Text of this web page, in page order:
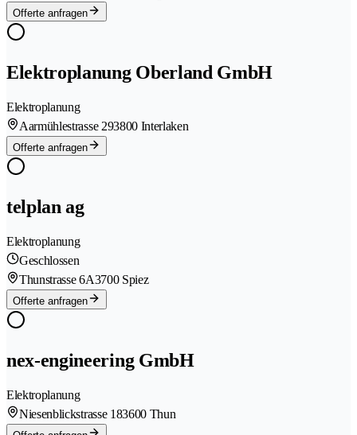
Offerte anfragen
Elektroplanung Oberland GmbH
Elektroplanung
Aarmühlestrasse 293800 Interlaken
Offerte anfragen
telplan ag
Elektroplanung
Geschlossen
Thunstrasse 6A3700 Spiez
Offerte anfragen
nex-engineering GmbH
Elektroplanung
Niesenblickstrasse 183600 Thun